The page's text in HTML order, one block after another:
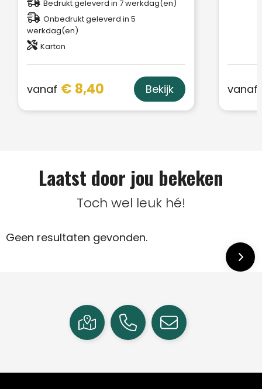
Bedrukt geleverd in 7 werkdag(en)
Onbedrukt geleverd in 5
werkdag(en)
Karton
vanaf € 8,40 Bekijk vanaf
Laatst door jou bekeken
Toch wel leuk hé!
Geen resultaten gevonden.